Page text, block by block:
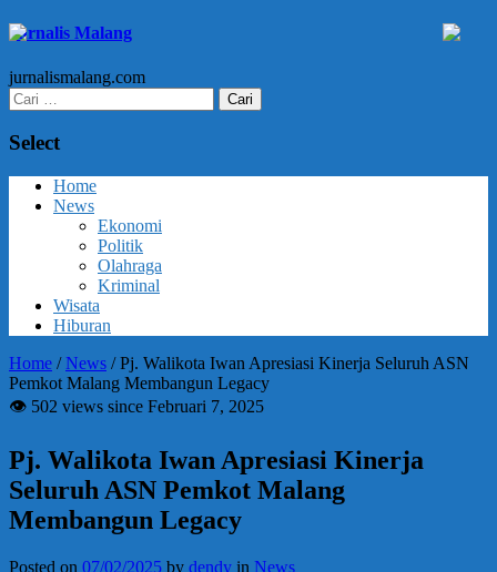
Jurnalis Malang
jurnalismalang.com
Cari
untuk:
Select
Home
News
Ekonomi
Politik
Olahraga
Kriminal
Wisata
Hiburan
Home /News /Pj. Walikota Iwan Apresiasi Kinerja Seluruh ASN
Pemkot Malang Membangun Legacy
👁 502 views since Februari 7, 2025
Pj. Walikota Iwan Apresiasi Kinerja
Seluruh ASN Pemkot Malang
Membangun Legacy
Posted on 07/02/2025 by dendy in News